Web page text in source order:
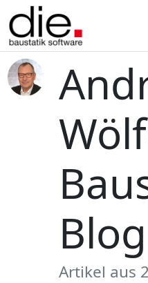
Blog
Artikel aus